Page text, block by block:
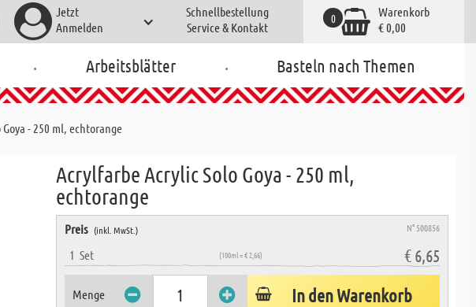
Jetzt
Anmelden
Schnellbestellung
Service & Kontakt
Warenkorb
€ 0,00
0
. Arbeitsblätter . Basteln nach Themen
- 250 ml, echtorange
Acrylfarbe Acrylic Solo Goya - 250 ml,
echtorange
Preis (inkl. MwSt.) N° 500856
1Set (100ml = € 2,66) € 6,65
Menge In den Warenkorb